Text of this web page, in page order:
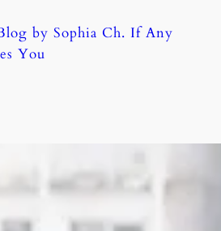
by Sophia Ch. If Any
You